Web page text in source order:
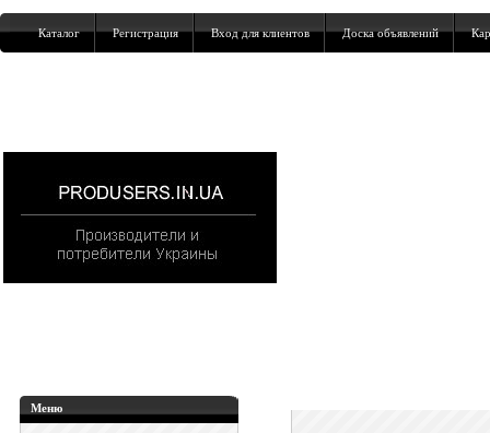
Каталог Регистрация Вход для клиентов Доска объявлений
Меню